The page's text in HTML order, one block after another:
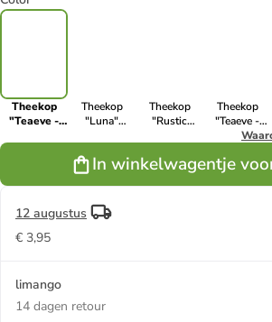
Theekop
"Teaeve -
Theekop
"Luna"
Theekop
"Rustic
- 350 ml
Theekop
"Teaeve -
Trees Ginko"
350 ml
In winkelwagentje
12 augustus
€ 3,95
limango
14 dagen retour